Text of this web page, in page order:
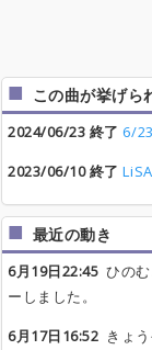
この曲が挙げら
2024/06/23 終了 6/
2023/06/10 終了
最近の動き
6月19日22:45 ひの
ーしました。
6月17日16:52 きょ